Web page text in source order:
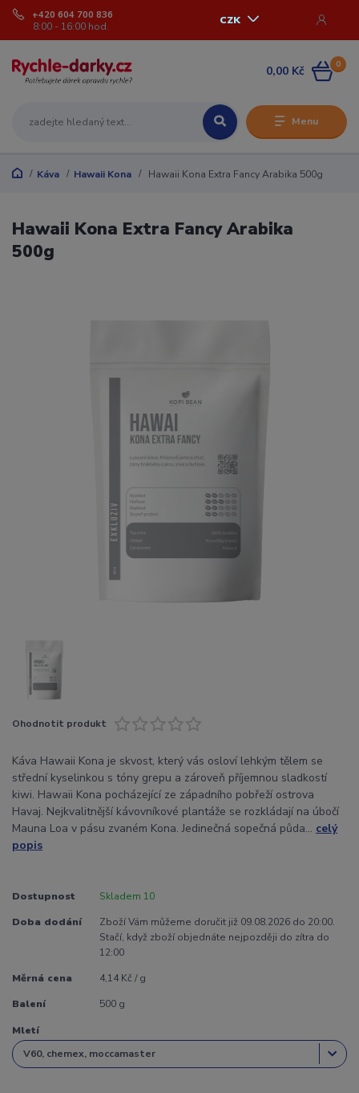
Menu
CZK
+420 604 700 836
8:00 - 16:00 hod.
0
0,00 Kč
Káva Hawaii Kona Hawaii Kona Extra Fancy Arabika 500g
Hawaii Kona Extra Fancy Arabika
500g
Ohodnotit produkt
Káva Hawaii Kona je skvost, který vás osloví lehkým tělem se
střední kyselinkou s tóny grepu a zároveň příjemnou sladkostí
kiwi. Hawaii Kona pocházející ze západního pobřeží ostrova
Havaj. Nejkvalitnější kávovníkové plantáže se rozkládají na úbočí
Mauna Loa v pásu zvaném Kona. Jedinečná sopečná půda... celý
popis
Dostupnost Skladem 10
Doba dodání
Zboží Vám můžeme doručit již 09.08.2026 do 20:00.
Stačí, když zboží objednáte nejpozději do zítra do
12:00
Měrná cena 4,14 Kč / g
Balení 500 g
Mletí